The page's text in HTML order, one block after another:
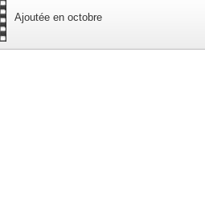
Ajoutée en octobre